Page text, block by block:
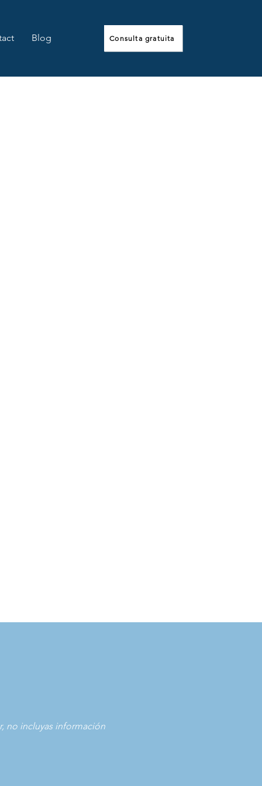
Blog Consulta gratuita
no incluyas información